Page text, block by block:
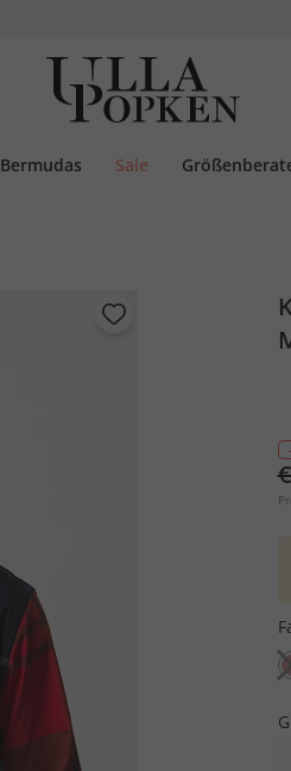
Bermudas Sale